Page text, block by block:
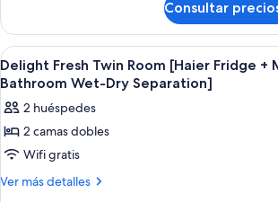
Dry
Separation)
Wet-
Dry
Separation)
Projection
Room
[Large
Screen
Projection
+
Mobile
Casting
Residence
City-
View
Projection
[Large
Screen
+
Mobile
Screen
Consultar
Abrir
todas
las
fotos
de
Delight
Fresh
Habitación
5
Delight Fresh Twin Room [Haier Fridge +
Bathroom Wet-Dry Separation]
2 huéspedes
2 camas dobles
Wifi gratis
Ver más detalles
Más